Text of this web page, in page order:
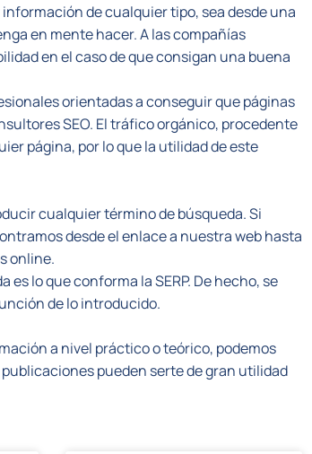
de cualquier tipo, sea desde una
en mente hacer. A las compañías
en el caso de que consigan una buena
orientadas a conseguir que páginas
SEO. El tráfico orgánico, procedente
página, por lo que la utilidad de este
cualquier término de búsqueda. Si
desde el enlace a nuestra web hasta
online.
lo que conforma la SERP. De hecho, se
de lo introducido.
a nivel práctico o teórico, podemos
pueden serte de gran utilidad